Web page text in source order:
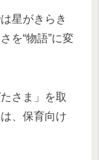
星がきらき
を“物語”に変
さま」を取
、保育向け